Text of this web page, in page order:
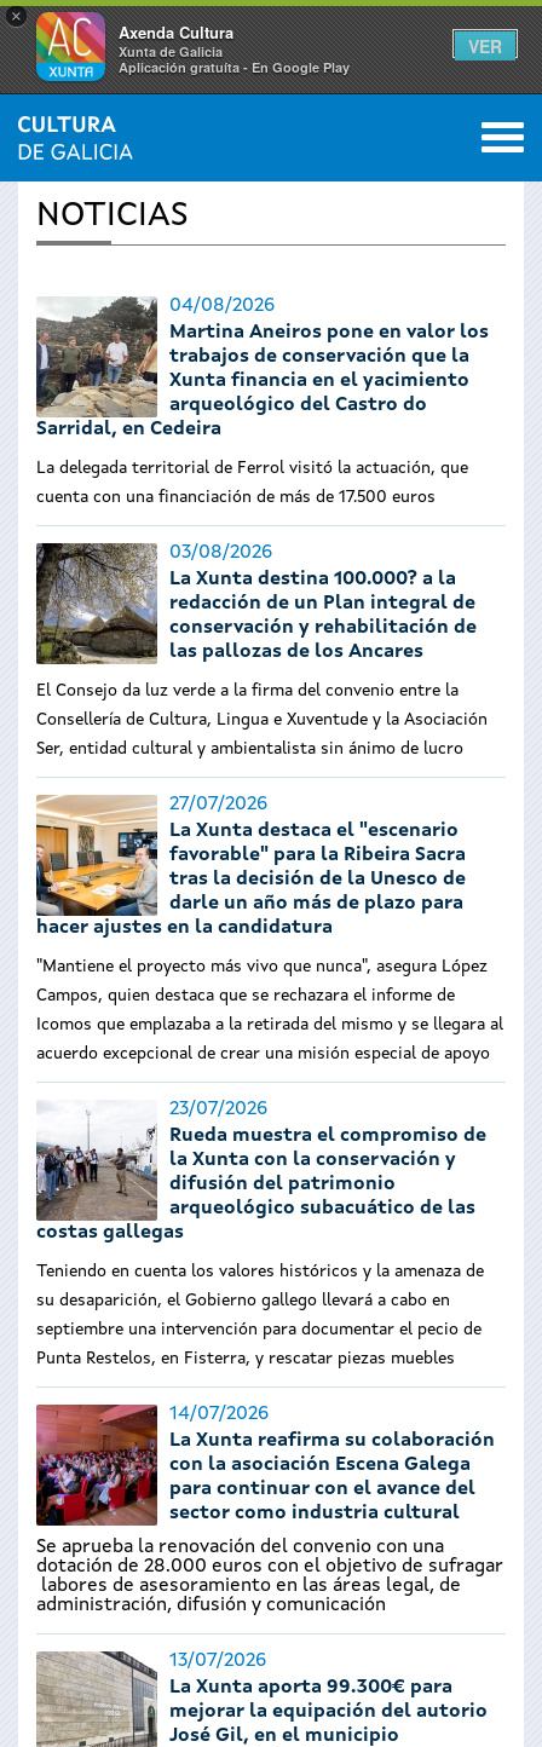
×
Axenda Cultura
Xunta de Galicia
Aplicación gratuíta - En Google Play
VER
Se
encuentra
usted
aquí
INICIO › ACTUALIDAD 0
NOTICIAS
04/08/2026
Martina Aneiros pone en valor los
trabajos de conservación que la
Xunta financia en el yacimiento
arqueológico del Castro do
Sarridal, en Cedeira
La delegada territorial de Ferrol visitó la actuación, que
cuenta con una financiación de más de 17.500 euros
03/08/2026
La Xunta destina 100.000? a la
redacción de un Plan integral de
conservación y rehabilitación de
las pallozas de los Ancares
El Consejo da luz verde a la firma del convenio entre la
Consellería de Cultura, Lingua e Xuventude y la Asociación
Ser, entidad cultural y ambientalista sin ánimo de lucro
27/07/2026
La Xunta destaca el "escenario
favorable" para la Ribeira Sacra
tras la decisión de la Unesco de
darle un año más de plazo para
hacer ajustes en la candidatura
"Mantiene el proyecto más vivo que nunca", asegura López
Campos, quien destaca que se rechazara el informe de
Icomos que emplazaba a la retirada del mismo y se llegara al
acuerdo excepcional de crear una misión especial de apoyo
23/07/2026
Rueda muestra el compromiso de
la Xunta con la conservación y
difusión del patrimonio
arqueológico subacuático de las
costas gallegas
Teniendo en cuenta los valores históricos y la amenaza de
su desaparición, el Gobierno gallego llevará a cabo en
septiembre una intervención para documentar el pecio de
Punta Restelos, en Fisterra, y rescatar piezas muebles
14/07/2026
La Xunta reafirma su colaboración
con la asociación Escena Galega
para continuar con el avance del
sector como industria cultural
Se aprueba la renovación del convenio con una
dotación de 28.000 euros con el objetivo de sufragar
labores de asesoramiento en las áreas legal, de
administración, difusión y comunicación
13/07/2026
La Xunta aporta 99.300€ para
mejorar la equipación del autorio
José Gil, en el municipio